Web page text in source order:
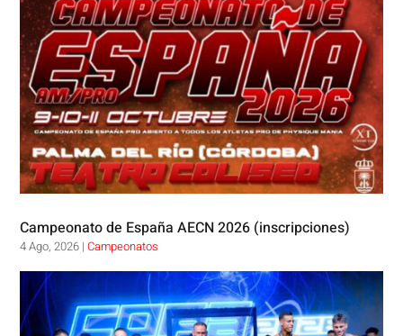
Campeonato de España AECN 2026 (inscripciones)
4 Ago, 2026 |Campeonatos